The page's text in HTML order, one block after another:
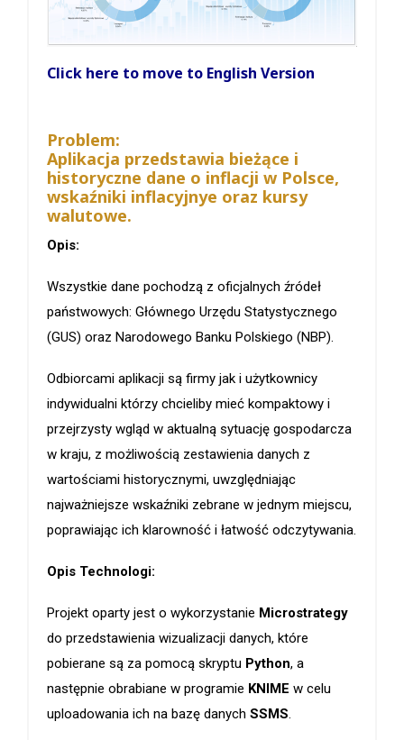
Click here to move to English Version
Problem:
Aplikacja przedstawia bieżące i
historyczne dane o inflacji w Polsce,
wskaźniki inflacyjnye oraz kursy
walutowe.
Opis:
Wszystkie dane pochodzą z oficjalnych źródeł
państwowych: Głównego Urzędu Statystycznego
(GUS) oraz Narodowego Banku Polskiego (NBP).
Odbiorcami aplikacji są firmy jak i użytkownicy
indywidualni którzy chcieliby mieć kompaktowy i
przejrzysty wgląd w aktualną sytuację gospodarcza
w kraju, z możliwością zestawienia danych z
wartościami historycznymi, uwzględniając
najważniejsze wskaźniki zebrane w jednym miejscu,
poprawiając ich klarowność i łatwość odczytywania.
Opis Technologi:
Projekt oparty jest o wykorzystanie Microstrategy
do przedstawienia wizualizacji danych, które
pobierane są za pomocą skryptu Python, a
następnie obrabiane w programie KNIME w celu
uploadowania ich na bazę danych SSMS.